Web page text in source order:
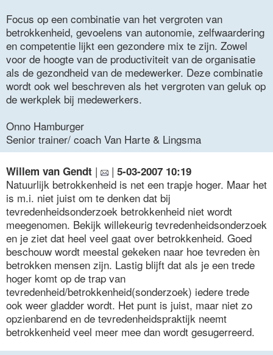
Focus op een combinatie van het vergroten van
betrokkenheid, gevoelens van autonomie, zelfwaardering
en competentie lijkt een gezondere mix te zijn. Zowel
voor de hoogte van de productiviteit van de organisatie
als de gezondheid van de medewerker. Deze combinatie
wordt ook wel beschreven als het vergroten van geluk op
de werkplek bij medewerkers.
Onno Hamburger
Senior trainer/ coach Van Harte & Lingsma
Willem van Gendt | | 5-03-2007 10:19
Natuurlijk betrokkenheid is net een trapje hoger. Maar het
is m.i. niet juist om te denken dat bij
tevredenheidsonderzoek betrokkenheid niet wordt
meegenomen. Bekijk willekeurig tevredenheidsonderzoek
en je ziet dat heel veel gaat over betrokkenheid. Goed
beschouw wordt meestal gekeken naar hoe tevreden èn
betrokken mensen zijn. Lastig blijft dat als je een trede
hoger komt op de trap van
tevredenheid/betrokkenheid(sonderzoek) iedere trede
ook weer gladder wordt. Het punt is juist, maar niet zo
opzienbarend en de tevredenheidspraktijk neemt
betrokkenheid veel meer mee dan wordt gesugerreerd.